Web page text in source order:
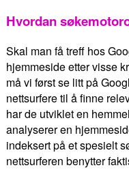
Hvordan
Skal man få treff hos
hjemmeside etter visse
må vi først se litt på
nettsurfere til å finne
har de utviklet en
analyserer en
indeksert på et spesielt
nettsurferen benytter